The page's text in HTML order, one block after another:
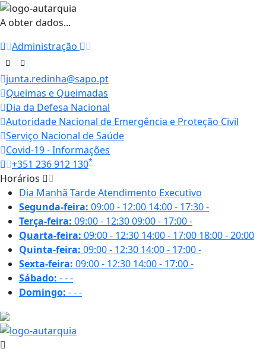
A obter dados...
Administração
junta.redinha@sapo.pt
Queimas e Queimadas
Dia da Defesa Nacional
Autoridade Nacional de Emergência e Proteção Civil
Serviço Nacional de Saúde
Covid-19 - Informações
+351 236 912 130*
Horários
Dia Manhã TardeAtendimento Executivo
Segunda-feira: 09:00 - 12:00 14:00 - 17:30-
Terça-feira: 09:00 - 12:3009:00 - 17:00-
Quarta-feira: 09:00 - 12:30 14:00 - 17:00 18:00 - 20:00
Quinta-feira: 09:00 - 12:30 14:00 - 17:00-
Sexta-feira: 09:00 - 12:30 14:00 - 17:00-
Sábado: ---
Domingo: ---